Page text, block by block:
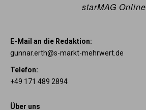
starMAG Online
E-Mail an die Redaktion:
gunnar.erth@s-markt-mehrwert.de
Telefon:
+49 171 489 2894
Über uns